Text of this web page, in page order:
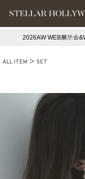
#スタッフイチ押し（通勤パー
2026AW WEB展示会
ALL ITEM SET